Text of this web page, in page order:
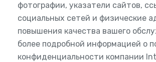
фотографии, указатели сайтов,
социальных сетей и физические
повышения качества вашего
более подробной информацией о
конфиденциальности компании